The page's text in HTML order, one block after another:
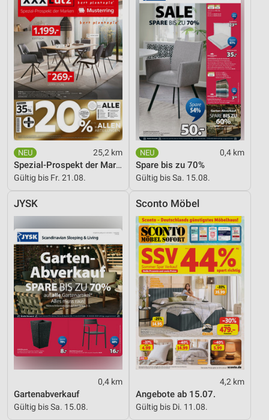
25,2 km
Spezial-Prospekt der Marken
Gültig bis Fr. 21.08.
0,4 km
Spare bis zu 70%
Gültig bis Sa. 15.08.
JYSK
0,4 km
Gartenabverkauf
Gültig bis Sa. 15.08.
Sconto Möbel
4,2 km
Angebote ab 15.07.
Gültig bis Di. 11.08.